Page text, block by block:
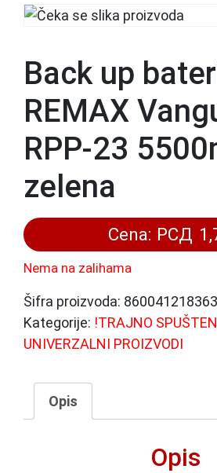
Back up
REMAX
RPP-23
zelena
Cena: РСД
Nema na zalihama
Šifra proizvoda:
Kategorije: !TRAJNO
UNIVERZALNI PROIZVODI
Opis
Opis